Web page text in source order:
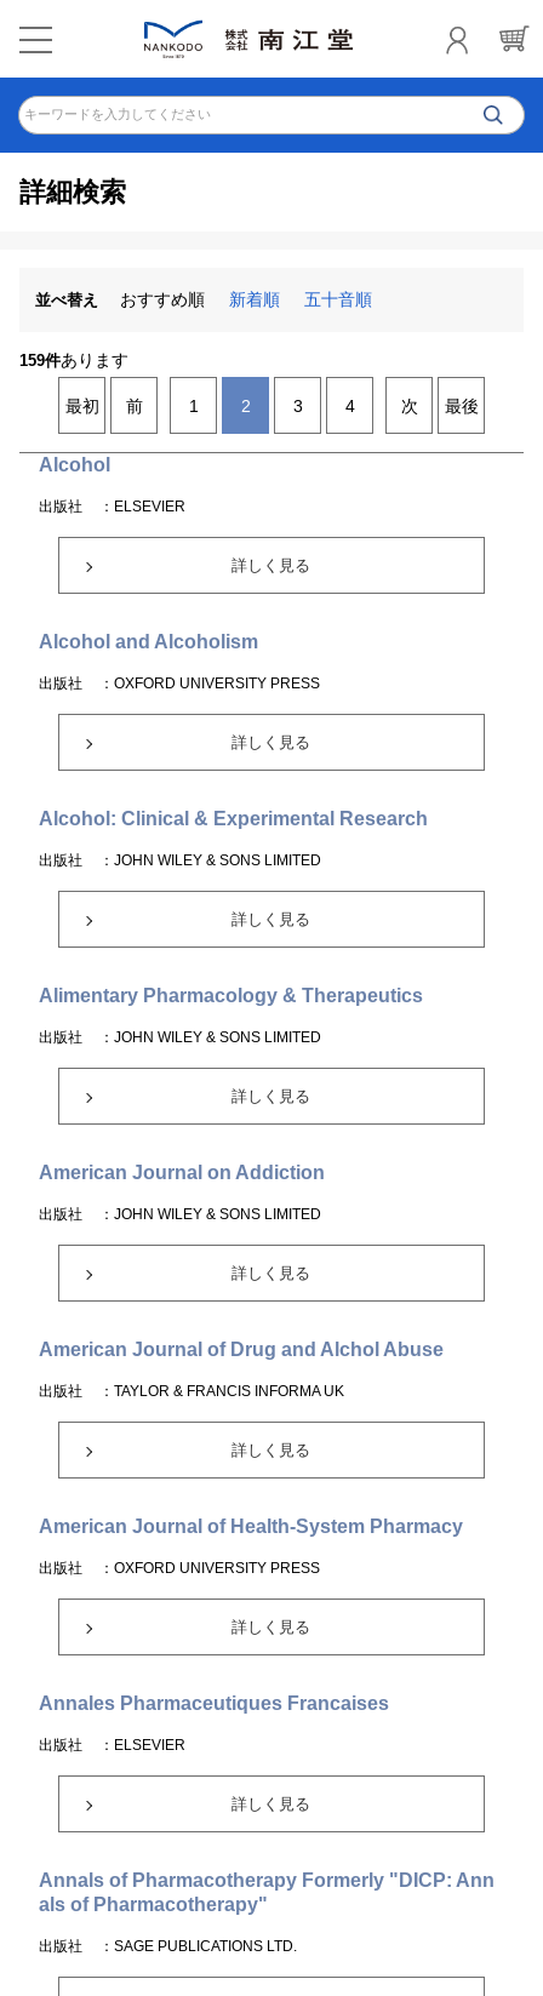
キーワードを入力してください
詳細検索
並べ替え おすすめ順 新着順 五十音順
159件あります
最初 前 1 2 3 4 次 最後
Alcohol
出版社 ：ELSEVIER
詳しく見る
Alcohol and Alcoholism
出版社 ：OXFORD UNIVERSITY PRESS
詳しく見る
Alcohol: Clinical & Experimental Research
出版社 ：JOHN WILEY & SONS LIMITED
詳しく見る
Alimentary Pharmacology & Therapeutics
出版社 ：JOHN WILEY & SONS LIMITED
詳しく見る
American Journal on Addiction
出版社 ：JOHN WILEY & SONS LIMITED
詳しく見る
American Journal of Drug and Alchol Abuse
出版社 ：TAYLOR & FRANCIS INFORMA UK
詳しく見る
American Journal of Health-System Pharmacy
出版社 ：OXFORD UNIVERSITY PRESS
詳しく見る
Annales Pharmaceutiques Francaises
出版社 ：ELSEVIER
詳しく見る
Annals of Pharmacotherapy Formerly "DICP: Ann
als of Pharmacotherapy"
出版社 ：SAGE PUBLICATIONS LTD.